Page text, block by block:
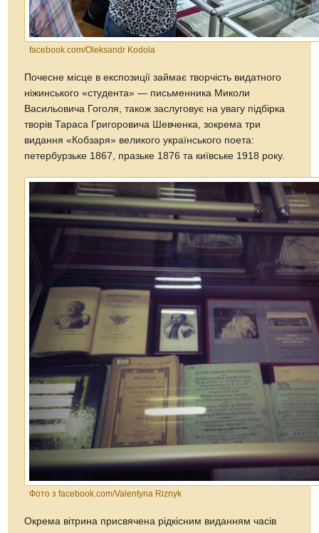
facebook.com/Oleksandr Kodola
Почесне місце в експозиції займає творчість видатного
ніжинського «студента» — письменника Миколи
Васильовича Гоголя, також заслуговує на увагу підбірка
творів Тараса Григоровича Шевченка, зокрема три
видання «Кобзаря» великого українського поета:
петербурзьке 1867, празьке 1876 та київське 1918 року.
Фото з facebook.com/Valentyna Riznyk
Окрема вітрина присвячена рідкісним виданням часів